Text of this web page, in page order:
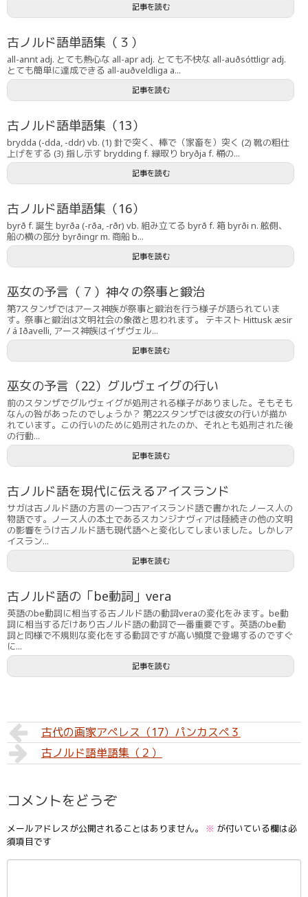
記事を読む
古ノルド語単語集（３）
all-annt adj. とても熱心な all-apr adj. とても不快な all-auðsóttligr adj.
とても簡単に達成できる all-auðveldliga a...
記事を読む
古ノルド語単語集（13）
brydda (-dda, -ddr) vb. (1) 針で突く、棒で（家畜を）突く (2) 靴の粗仕
上げをする (3) 指し示す brydding f. 縁取り bryðja f. 桶の...
記事を読む
古ノルド語単語集（16）
byrð f. 誕生 byrða (-rða, -rðr) vb. 組み立てる byrð f. 箱 byrði n. 舷側、
船の横の部分 byrðingr m. 商船 b...
記事を読む
巫女の予言（７）神々の祭事と鍛治
第7スタンザではアース神族が祭事と鍛治を行う様子が語られていま
す。祭事と鍛治は文明社会の象徴と思われます。 テキスト Hittusk æsir
/ á Iðavelli, アース神族はイザヴェル...
記事を読む
巫女の予言（22）グルヴェイグの行い
前のスタンザでグルヴェイグが処刑される様子がありました。そもそも
なんの咎があったのでしょうか？ 第22スタンザでは彼女の行いが描か
れています。この行いのために処刑されたのか、それとも処刑された後
の行動...
記事を読む
古ノルド語を現代に伝えるアイスランド
サガは古ノルド語の方言の一つ古アイスランド語で書かれたノース人の
物語です。ノース人の本土であるスカンジナヴィアは陸続きの他の文明
の影響をうけ古ノルド語も現代語へと変化してしまいました。しかしア
イスラン...
記事を読む
古ノルド語の「be動詞」vera
英語のbe動詞に相当する古ノルド語の動詞veraの変化をみます。be動
詞に相当するだけあり古ノルド語の動詞で一番重要です。英語のbe動
詞と同様で不規則な変化をする動詞ですが高い頻度で登場するのですぐ
に...
記事を読む
古代の画家アペレス（17）パンカスペ３
古ノルド語単語集（２）
コメントをどうぞ
メールアドレスが公開されることはありません。 ※ が付いている欄は必
須項目です